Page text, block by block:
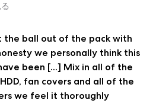
the ball out of the pack with
we personally think this
been [...] Mix in all of the
fan covers and all of the
we feel it thoroughly